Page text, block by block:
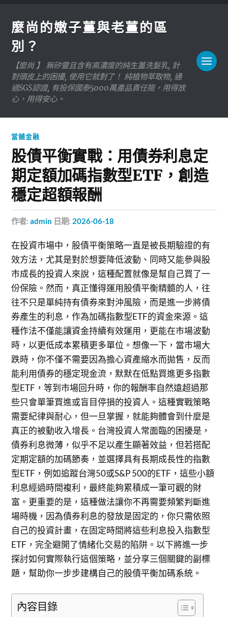
麼尚的嫩子薑與老薑的區
別？
【麼尚 】 無矽靈且含有高濃度的純生薑洗髮乳, 針
對頭皮上的困擾, 使用它就對了！ 純植物萃取物, 通
過SGS認證, 有投保國泰5000萬產品責任險，用得放
心，用得安心。
當舖金融
股債平衡實戰：用債券利息定
期定額加碼指數型ETF，創造
穩定超額報酬
作者:admin 日期: 2026-06-18
在投資市場中，股債平衡策略一直是被長期驗證的有
效方法，尤其是對於想要降低波動、同時又能參與股
市成長的投資人來說，這種配置就像是幫自己買了一
份保險。然而，真正懂得運用股債平衡精髓的人，往
往不只是單純持有債券來對沖風險，而是進一步將債
券產生的利息，作為加碼指數型ETF的資金來源。這
種作法不僅能讓資金持續有效運用，更能在市場波動
時，以更低成本累積更多單位。想像一下，當市場大
跌時，你不僅不需要因為擔心資產縮水而拋售，反而
能利用債券的穩定現金流，默默在低點買進更多指數
型ETF，等到市場回升時，你的報酬率自然遠超過那
些只會單筆買進或盲目停損的投資人。這種實戰策略
需要紀律與耐心，但一旦掌握，就能夠體會到什麼是
真正的被動收入增長。台灣投資人常面臨的困擾是，
債券利息微薄，似乎不足以產生顯著效益，但若搭配
定期定額的加碼節奏，並選擇具有長期成長性的指數
型ETF，例如追蹤台灣50或S&P 500的ETF，這些小額
利息經過時間複利，最終能夠累積成一筆可觀的財
富。更重要的是，這種做法讓你不再需要頻繁判斷進
場時機，因為債券利息的發放是固定的，你只需依照
自己的投資計畫，在固定時間將這些利息投入指數型
ETF，完全避開了情緒化交易的陷阱。以下將進一步
探討如何實際執行這個策略，並分享三個關鍵的副標
題，幫助你一步步建構自己的股債平衡加碼系統。
內容目錄